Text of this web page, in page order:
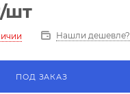
/шт
Нашли дешевле?
ПОД ЗАКАЗ